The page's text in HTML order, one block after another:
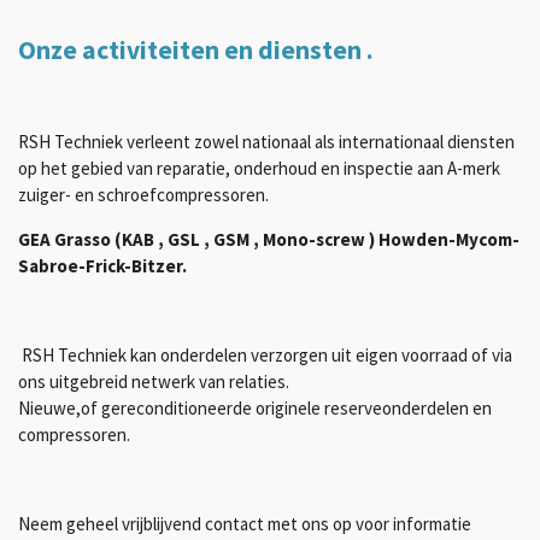
Onze activiteiten en diensten .
RSH Techniek verleent zowel nationaal als internationaal diensten
op het gebied van reparatie, onderhoud en inspectie aan A-merk
zuiger- en schroefcompressoren.
GEA Grasso (KAB , GSL , GSM , Mono-screw ) Howden-Mycom-
Sabroe-Frick-Bitzer.
RSH Techniek kan onderdelen verzorgen uit eigen voorraad of via
ons uitgebreid netwerk van relaties.
Nieuwe,of gereconditioneerde originele reserveonderdelen en
compressoren.
Neem geheel vrijblijvend contact met ons op voor informatie